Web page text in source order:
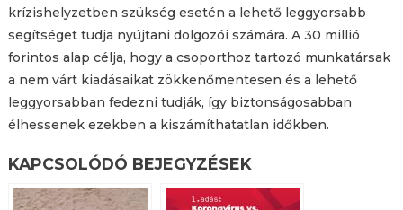
krízishelyzetben szükség esetén a lehető leggyorsabb
segítséget tudja nyújtani dolgozói számára. A 30 millió
forintos alap célja, hogy a csoporthoz tartozó munkatársak
a nem várt kiadásaikat zökkenőmentesen és a lehető
leggyorsabban fedezni tudják, így biztonságosabban
élhessenek ezekben a kiszámíthatatlan időkben.
KAPCSOLÓDÓ BEJEGYZÉSEK